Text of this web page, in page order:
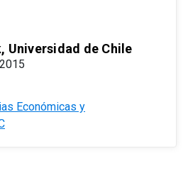
Universidad de Chile
Económicas y